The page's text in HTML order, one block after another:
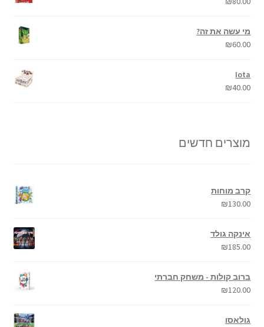
מי עשה את זה?
₪60.00
Iota
₪40.00
מוצרים חדשים
קרב מוחות
₪130.00
אינקה גולד
₪185.00
ברוב קולות - משחק חברתי
₪120.00
גולאסו